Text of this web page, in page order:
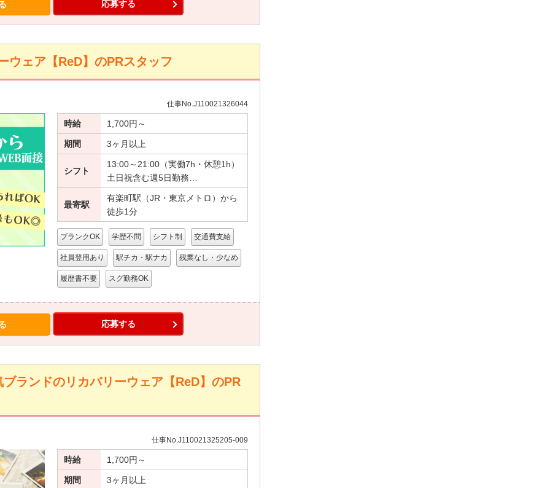
応募する
ウェア【ReD】のPRスタッフ
仕事No.J110021326044
時給 1,700円～
期間 3ヶ月以上
シフト
13:00～21:00（実働7h・休憩1h）
土日祝含む週5日勤務…
最寄駅
有楽町駅（JR・東京メトロ）から
徒歩1分
ブランクOK 学歴不問 シフト制 交通費支給
社員登用あり 駅チカ・駅ナカ 残業なし・少なめ
履歴書不要 スグ勤務OK
応募する
ランドのリカバリーウェア【ReD】のPR
仕事No.J110021325205-009
時給 1,700円～
期間 3ヶ月以上